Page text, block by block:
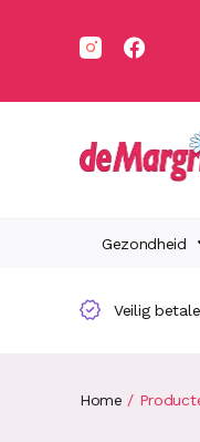
Gezondheid
Veilig
Home /